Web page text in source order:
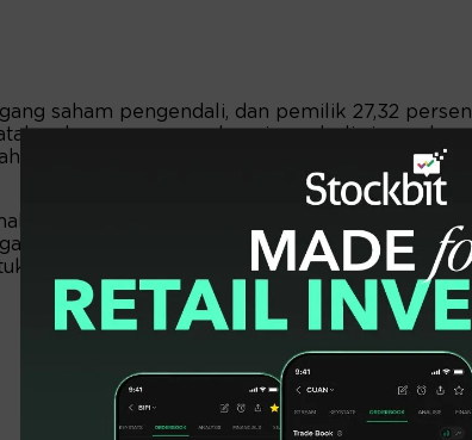
saham pengendali, dan pemilik 27,32
kesanggupan sebagai pembeli siaga, akan
baru yang tidak diambil bagian oleh
seluruh HMETD sejumlah 1,31 miliar saham
HMETD, dan pembeli siaga juga memiliki
melaksanakan seluruh HMETD sesuai porsi